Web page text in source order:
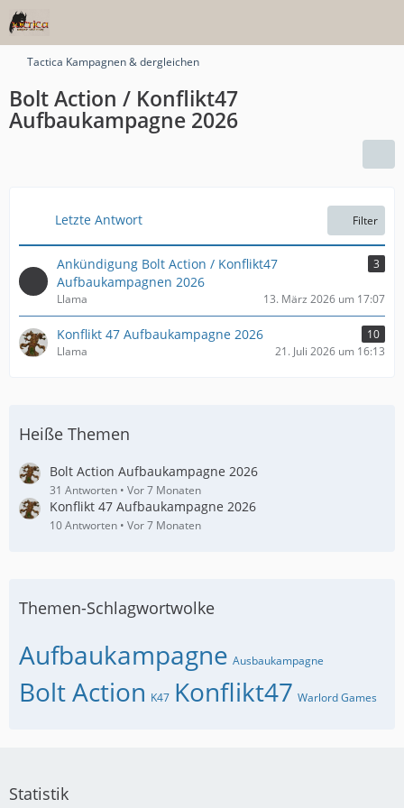
Tactica Kampagnen & dergleichen
Bolt Action / Konflikt47
Aufbaukampagne 2026
Letzte Antwort Filter
Ankündigung Bolt Action / Konflikt47
Aufbaukampagnen 2026
3
Llama 13. März 2026 um 17:07
Konflikt 47 Aufbaukampagne 2026
10
Llama
21. Juli 2026 um 16:13
Heiße Themen
Bolt Action Aufbaukampagne 2026
31 Antworten Vor 7 Monaten
Konflikt 47 Aufbaukampagne 2026
10 Antworten Vor 7 Monaten
Themen-Schlagwortwolke
Aufbaukampagne Ausbaukampagne
Bolt Action K47 Konflikt47 Warlord Games
Statistik